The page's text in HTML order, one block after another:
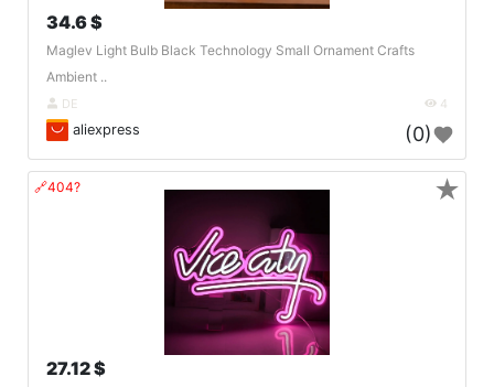
34.6 $
Maglev Light Bulb Black Technology Small Ornament Crafts
Ambient ..
DE 4
aliexpress (0)
🔗404?
27.12 $
★